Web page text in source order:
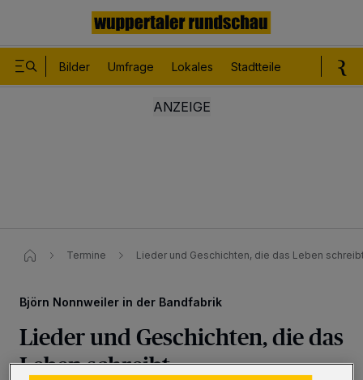
Bilder Umfrage Lokales Stadtteile
Termine Lieder und Geschichten, die das Leben
Björn Nonnweiler in der Bandfabrik
Lieder und Geschichten, die das
Leben schreibt